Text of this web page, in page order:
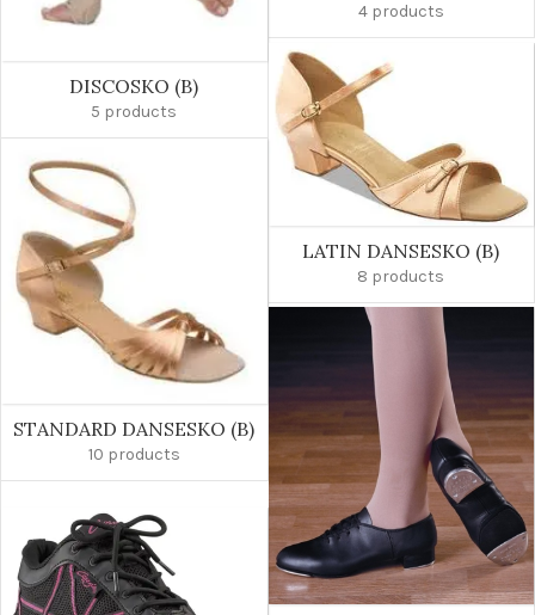
DISCOSKO (B)
5 products
4 products
LATIN DANSESKO (B)
8 products
STANDARD DANSESKO (B)
10 products